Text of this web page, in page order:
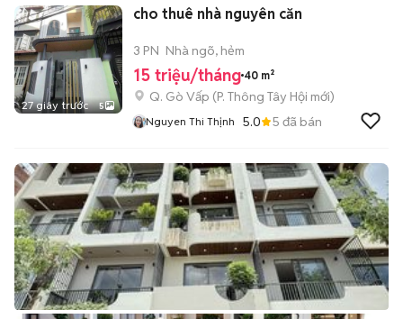
27 giây trước 5
cho thuê nhà nguyên căn
3 PN Nhà ngõ, hẻm
15 triệu/tháng 40 m²
Q. Gò Vấp (P. Thông Tây Hội mới)
Nguyen Thi Thịnh 5.0 5 đã bán